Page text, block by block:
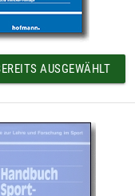
AUSGEWÄHLT